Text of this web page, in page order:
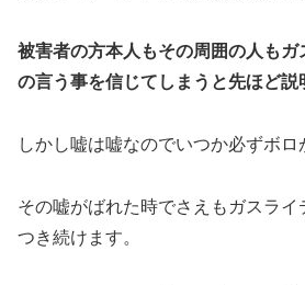
被害者の方本人もその周囲の人も
の言う事を信じてしまうと先ほど説
しかし嘘は嘘なのでいつか必ずボロ
その嘘がばれた時でさえもガスラ
つき続けます。